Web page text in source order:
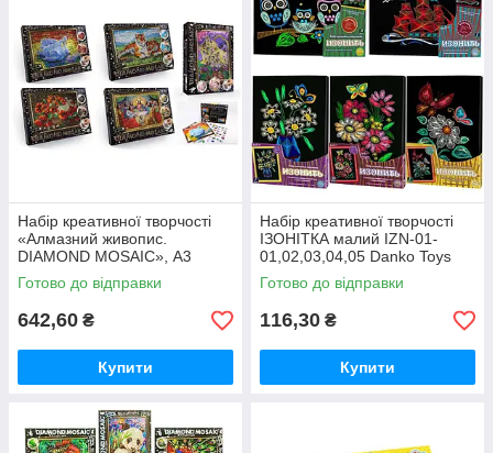
Набір креативної творчості
«Алмазний живопис.
DIAMOND MOSAIC», А3
великий, Данко Тойс
Готово до відправки
642,60 ₴
Купити
Набір креативної творчості
ІЗОНІТКА малий IZN-01-
01,02,03,04,05 Danko Toys
Готово до відправки
116,30 ₴
Купити